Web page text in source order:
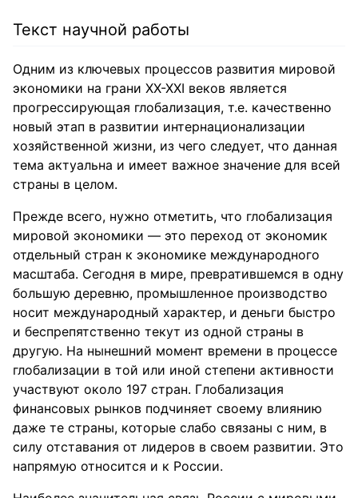
Текст научной работы
Одним из ключевых процессов развития мировой
экономики на грани ХХ-ХХI веков является
прогрессирующая глобализация, т.е. качественно
новый этап в развитии интернационализации
хозяйственной жизни, из чего следует, что данная
тема актуальна и имеет важное значение для всей
страны в целом.
Прежде всего, нужно отметить, что глобализация
мировой экономики — это переход от экономик
отдельный стран к экономике международного
масштаба. Сегодня в мире, превратившемся в одну
большую деревню, промышленное производство
носит международный характер, и деньги быстро
и беспрепятственно текут из одной страны в
другую. На нынешний момент времени в процессе
глобализации в той или иной степени активности
участвуют около 197 стран. Глобализация
финансовых рынков подчиняет своему влиянию
даже те страны, которые слабо связаны с ним, в
силу отставания от лидеров в своем развитии. Это
напрямую относится и к России.